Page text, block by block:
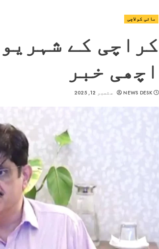
مائی کولاچی
کراچی کے
اچھی خبر
NEWS DESK ستمبر 12, 2025